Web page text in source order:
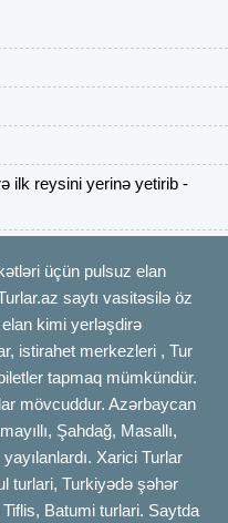
ilk reysini yerinə yetirib -
üçün pulsuz elan
saytı vasitəsilə öz
elan kimi yerləşdirə
istirahet merkezleri , Tur
tapmaq mümkündür.
mövcuddur. Azərbaycan
Şahdağ, Masallı,
Xarici Turlar
turlari, Turkiyədə şəhər
Batumi turlari. Saytda